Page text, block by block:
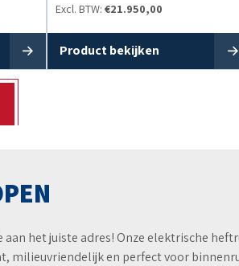
Excl. BTW: €21.950,00
Product bekijken
het juiste adres! Onze elektrische
milieuvriendelijk en perfect voor